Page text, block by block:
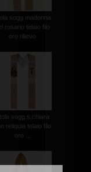
sogg.madonna
rosario telaio filo
oro rilievo
sogg.s.chiara
reliquia telaio filo
oro ...